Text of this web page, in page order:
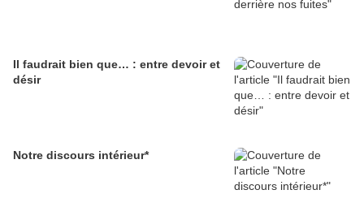
Il faudrait bien que… : entre devoir et
désir
Notre discours intérieur*